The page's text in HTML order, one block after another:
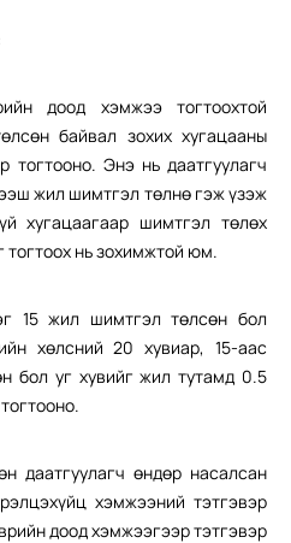
доод хэмжээ тогтоохтой
байвал зохих хугацааны
тогтооно. Энэ нь даатгуулагч
жил шимтгэл төлнө гэж үзэж
хугацаагаар шимтгэл төлөх
тогтоох нь зохимжтой юм.
15 жил шимтгэл төлсөн бол
хөлсний 20 хувиар, 15-аас
бол уг хувийг жил тутамд 0.5
даатгуулагч өндөр насалсан
хэмжээний тэтгэвэр
доод хэмжээгээр тэтгэвэр